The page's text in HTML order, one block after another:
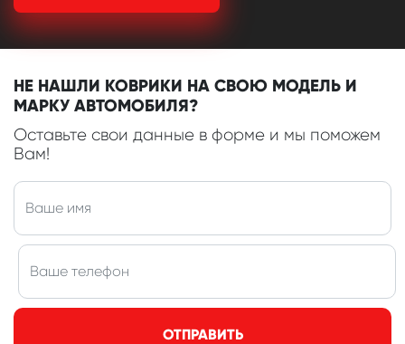
НЕ НАШЛИ КОВРИКИ НА СВОЮ МОДЕЛЬ И
МАРКУ АВТОМОБИЛЯ?
Оставьте свои данные в форме и мы поможем
Вам!
ОТПРАВИТЬ